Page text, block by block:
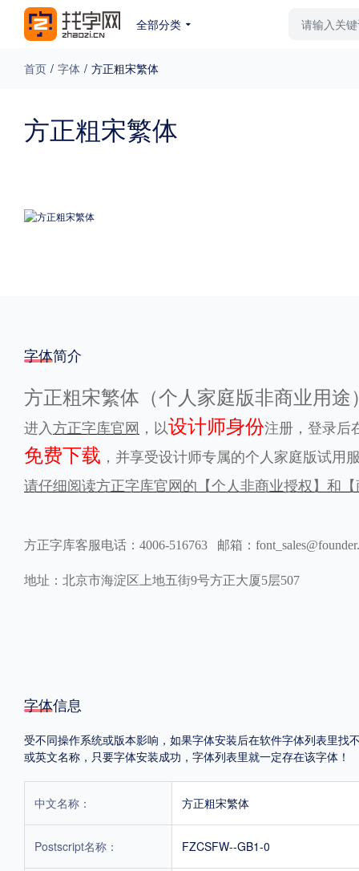
全部分类
免费下载 收费下载
格式
.TTF .OTF
地区
POP字体下载 字库打包下载 海报素材下载
首页 / 字体 / 方正粗宋繁体
方正粗宋繁体
字体简介
方正粗宋繁体（个人家庭版非商业用途
进入 方正字库官网 ，以设计师身份注册，登录后
免费下载 ，并享受设计师专属的个人家庭版试用
请仔细阅读方正字库官网的【个人非商业授权】和
方正字库客服电话：4006-516763 邮箱：
地址：北京市海淀区上地五街9号方正大厦5层507
字体信息
受不同操作系统或版本影响，如果字体安装后在软件字体列表里
或英文名称，只要字体安装成功，字体列表里就一定存在该字体！
中文名称： 方正粗宋繁体
Postscript名称： FZCSFW--GB1-0